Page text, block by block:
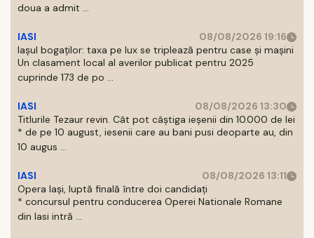
doua a admit ...
IASI
08/08/2026 19:16
Iașul bogaților: taxa pe lux se triplează pentru case și mașini
Un clasament local al averilor publicat pentru 2025
cuprinde 173 de po ...
IASI
08/08/2026 13:30
Titlurile Tezaur revin. Cât pot câștiga ieșenii din 10.000 de lei
* de pe 10 august, iesenii care au bani pusi deoparte au, din
10 augus ...
IASI
08/08/2026 13:11
Opera Iași, luptă finală între doi candidați
* concursul pentru conducerea Operei Nationale Romane
din Iasi intră ...